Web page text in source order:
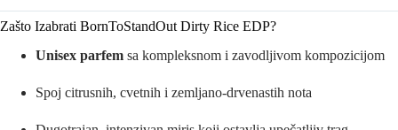
Zašto Izabrati BornToStandOut Dirty Rice EDP?
Unisex parfem sa kompleksnom i zavodljivom kompozicijom
Spoj citrusnih, cvetnih i zemljano-drvenastih nota